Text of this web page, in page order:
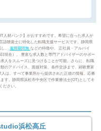
士宮市 40
田市 6
川市 24
人材バンク】がおすすめです。希望に合った求人が
語聴覚士に特化した転職支援サービスです。静岡県
、
雇用期間無 などの特徴や、 正社員・アルバイ
現在）。 豊富な求人数と専門アドバイザーのサポー
人をスムーズに見つけることが可能。さらに、転職
のアドバイス、面接対策、条件交渉まで、経験豊富
は、すべて事業所から提供された正規の情報。応募
す。静岡県浜松市中央区で作業療法士(OT)としてキ
ださい。
浜松高丘